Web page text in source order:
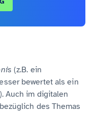
(z.B. ein
bewertet als ein
Auch im digitalen
des Themas